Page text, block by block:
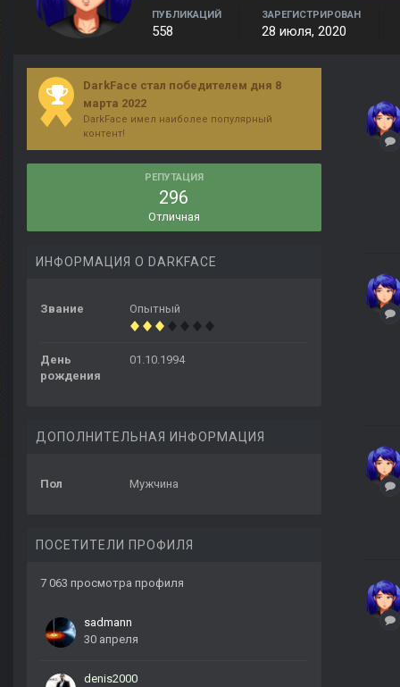
ПУБЛИКАЦИЙ
558
ЗАРЕГИСТРИРОВАН
28 июля, 2020
DarkFace стал победителем дня 8
марта 2022
DarkFace имел наиболее популярный
контент!
РЕПУТАЦИЯ
296
Отличная
ИНФОРМАЦИЯ О DARKFACE
Звание Опытный
День
рождения
01.10.1994
ДОПОЛНИТЕЛЬНАЯ ИНФОРМАЦИЯ
Пол Мужчина
ПОСЕТИТЕЛИ ПРОФИЛЯ
7 063 просмотра профиля
sadmann
30 апреля
denis2000